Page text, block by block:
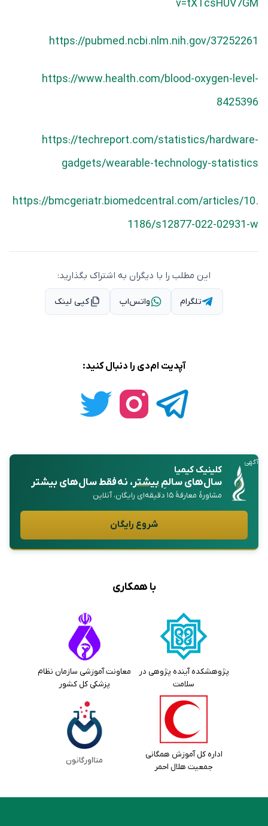
v=tXTcsHUV7GM
https://pubmed.ncbi.nlm.nih.gov/37252261
https://www.health.com/blood-oxygen-level-
8425396
https://techreport.com/statistics/hardware-
gadgets/wearable-technology-statistics
https://bmcgeriatr.biomedcentral.com/articles/10.
1186/s12877-022-02931-w
این مطلب را با دیگران به اشتراک بگذارید:
تلگرام واتس‌اپ کپی لینک
آپدیت ام‌دی را دنبال کنید:
آگهی
کلینیک کیمیا
سال‌های سالمِبیشتر، نه فقط سال‌های بیشتر
مشاورهٔ معارفهٔ ۱۵ دقیقه‌ای رایگان، آنلاین
شروع رایگان
با همکاری
پژوهشکده آینده پژوهی در
سلامت
معاونت آموزشی سازمان نظام
پزشکی کل کشور
اداره کل آموزش همگانی
جمعیت هلال احمر
متااورگانون